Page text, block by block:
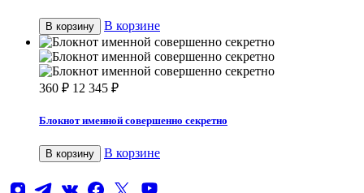
В корзину В корзине
360 ₽ 12 345 ₽
Блокнот именной совершенно секретно
В корзину В корзине